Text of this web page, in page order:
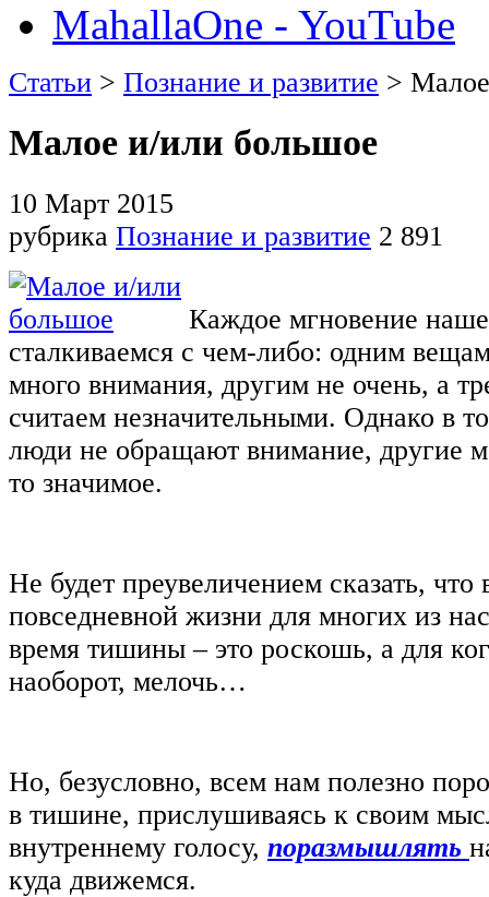
MahallaOne - YouTube
Статьи > Познание и развитие >
Малое и/или большое
10 Март 2015
рубрика Познание и развитие 2 891
Каждое мгновение
сталкиваемся с чем-либо: одним
много внимания, другим не очень, а
считаем незначительными. Однако в
люди не обращают внимание, другие
то значимое.
Не будет преувеличением сказать, что
повседневной жизни для многих из
время тишины – это роскошь, а для
наоборот, мелочь…
Но, безусловно, всем нам полезно
в тишине, прислушиваясь к своим
внутреннему голосу, поразмышлять
куда движемся.